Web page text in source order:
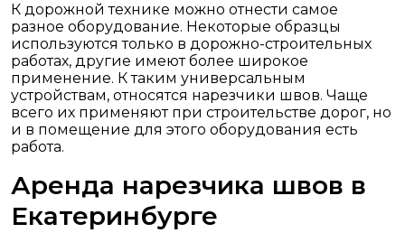
К дорожной технике можно отнести самое
разное оборудование. Некоторые образцы
используются только в дорожно-строительных
работах, другие имеют более широкое
применение. К таким универсальным
устройствам, относятся нарезчики швов. Чаще
всего их применяют при строительстве дорог, но
и в помещение для этого оборудования есть
работа.
Аренда нарезчика швов в
Екатеринбурге